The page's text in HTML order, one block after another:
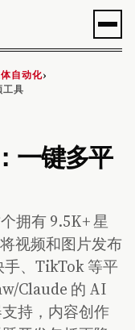
自动化›
具
一键多平
拥有 9.5K+ 星
视频和图片发布
、TikTok 等平
Claude 的 AI
持，内容创作